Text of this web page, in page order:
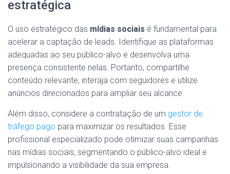
estratégica
O uso estratégico das mídias sociais é fundamental para
acelerar a captação de leads. Identifique as plataformas
adequadas ao seu público-alvo e desenvolva uma
presença consistente nelas. Portanto, compartilhe
conteúdo relevante, interaja com seguidores e utilize
anúncios direcionados para ampliar seu alcance.
Além disso, considere a contratação de um gestor de
tráfego pago para maximizar os resultados. Esse
profissional especializado pode otimizar suas campanhas
nas mídias sociais, segmentando o público-alvo ideal e
impulsionando a visibilidade da sua empresa.